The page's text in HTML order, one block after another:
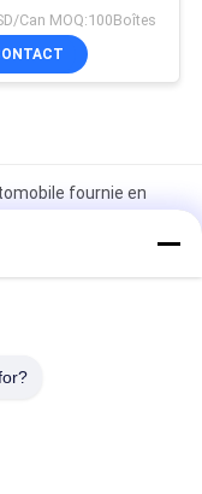
Can MOQ:100Boîtes
fournie en
acrylique pour